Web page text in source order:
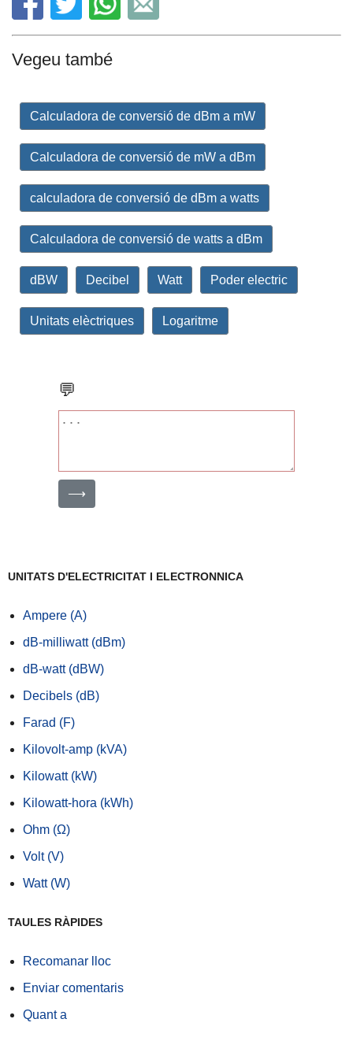
Vegeu també
Calculadora de conversió de dBm a mW
Calculadora de conversió de mW a dBm
calculadora de conversió de dBm a watts
Calculadora de conversió de watts a dBm
dBW Decibel Watt Poder electric
Unitats elèctriques Logaritme
💬
⟶
UNITATS D'ELECTRICITAT I ELECTRONNICA
Ampere (A)
dB-milliwatt (dBm)
dB-watt (dBW)
Decibels (dB)
Farad (F)
Kilovolt-amp (kVA)
Kilowatt (kW)
Kilowatt-hora (kWh)
Ohm (Ω)
Volt (V)
Watt (W)
TAULES RÀPIDES
Recomanar lloc
Enviar comentaris
Quant a